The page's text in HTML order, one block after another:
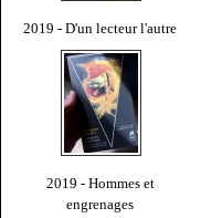
2019 - D'un lecteur l'autre
2019 - Hommes et
engrenages